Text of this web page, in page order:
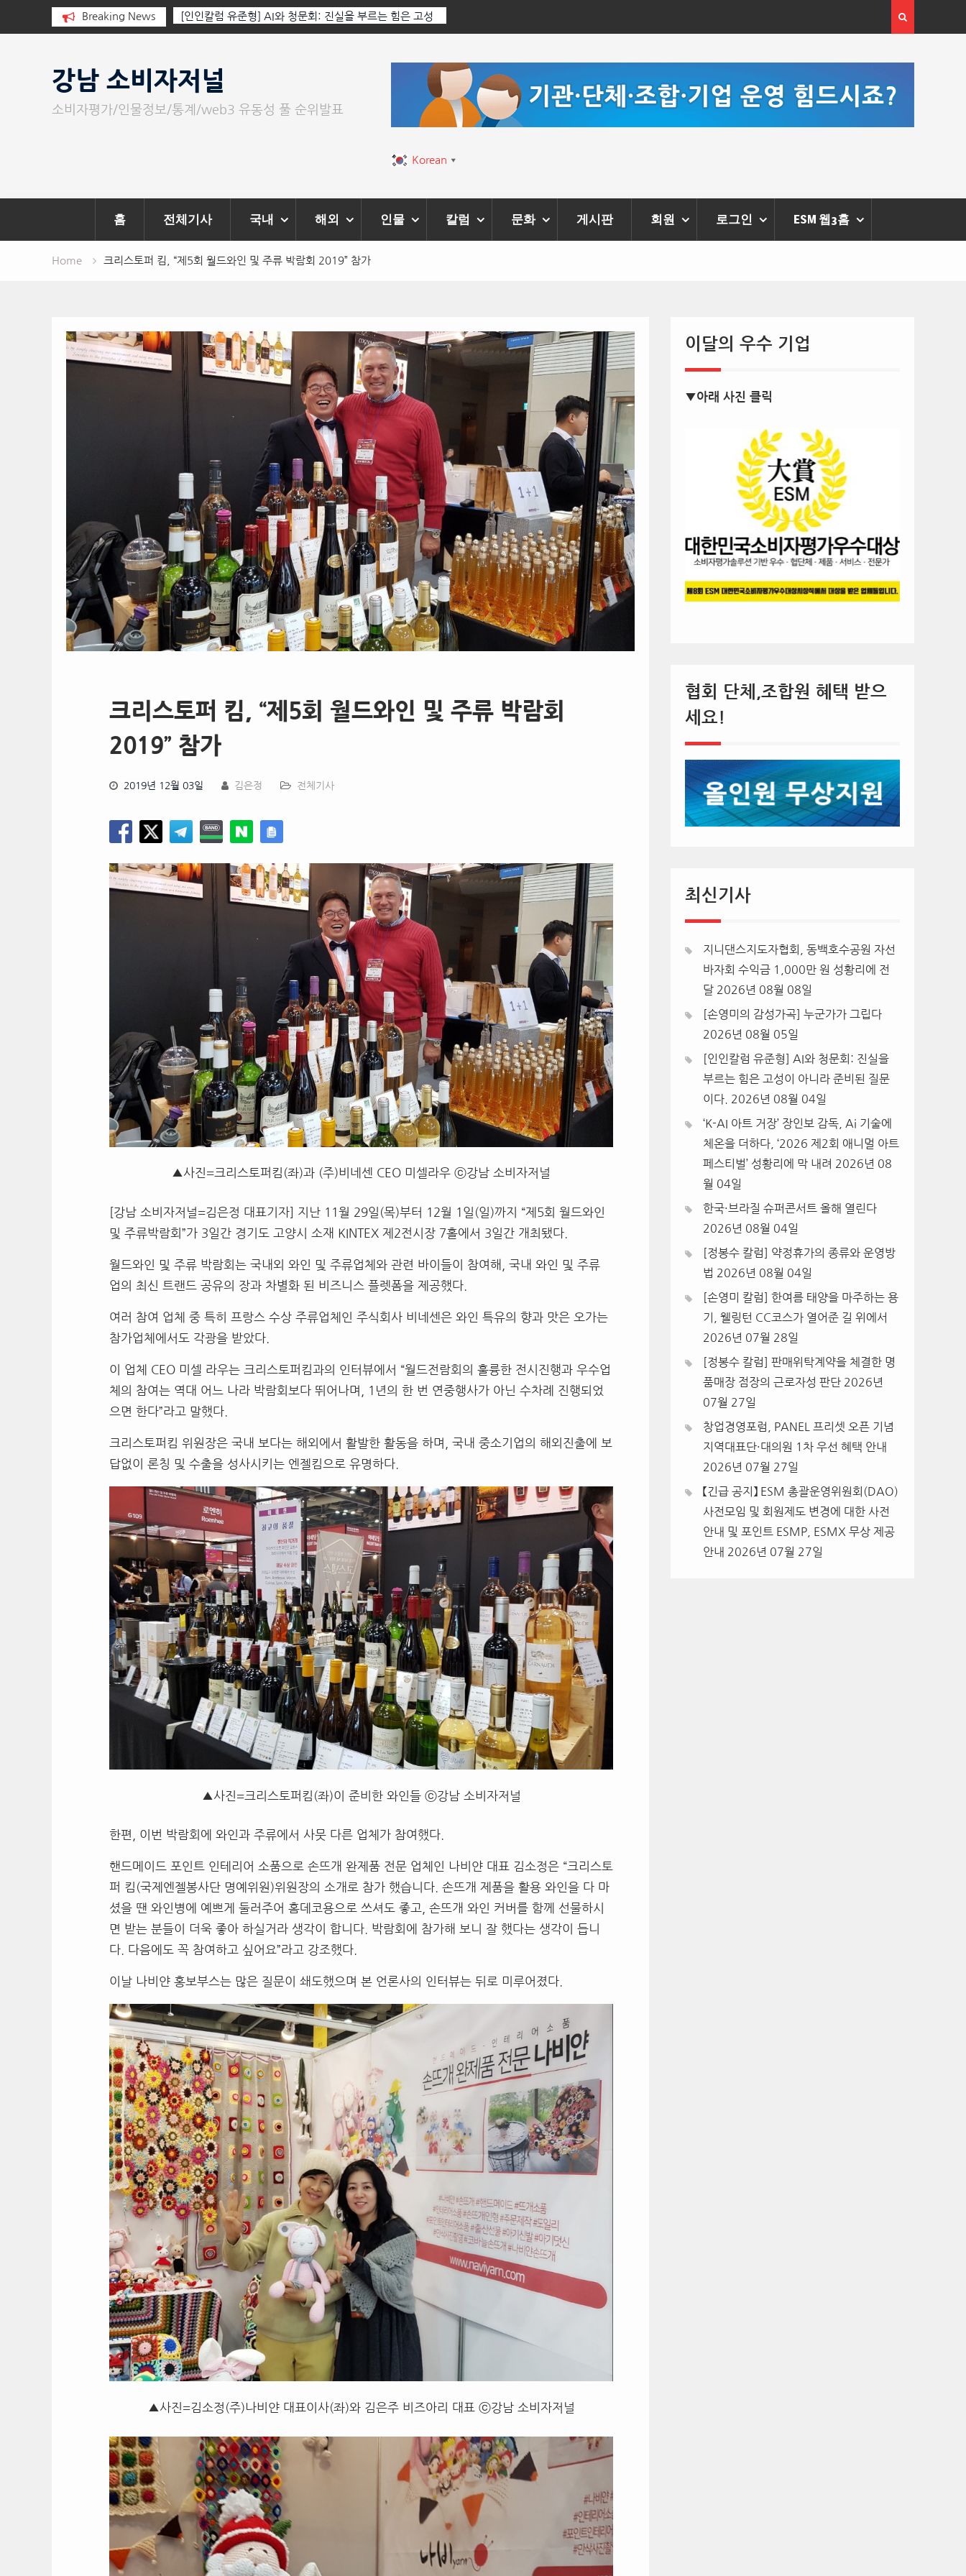
Breaking News[인인칼럼 유준형] AI와 청문회: 진실을 부르는 힘은 고성
이 아니라 준비된 질문이다.
‘K-AI 아트 거장’ 장인보 감독, Ai 기술에 체온을 더하다,
‘2026 제2회 애니멀 아트 페스티벌’ 성황리에 막 내려
강남 소비자저널
소비자평가/인물정보/통계/web3 유동성 풀 순위발표
Korean ▼
홈 전체기사 국내 해외 인물 칼럼 문화 게시판 회원 로그인 ESM 웹3홈
Home 크리스토퍼 킴, “제5회 월드와인 및 주류 박람회 2019” 참가
크리스토퍼 킴, “제5회 월드와인 및 주류 박람회
2019” 참가
2019년 12월 03일 김은정 전체기사
▲사진=크리스토퍼킴(좌)과 (주)비네센 CEO 미셀라우 ⓒ강남 소비자저널
[강남 소비자저널=김은정 대표기자] 지난 11월 29일(목)부터 12월 1일(일)까지 “제5회 월드와인
및 주류박람회”가 3일간 경기도 고양시 소재 KINTEX 제2전시장 7홀에서 3일간 개최됐다.
월드와인 및 주류 박람회는 국내외 와인 및 주류업체와 관련 바이들이 참여해, 국내 와인 및 주류
업의 최신 트랜드 공유의 장과 차별화 된 비즈니스 플렛폼을 제공했다.
여러 참여 업체 중 특히 프랑스 수상 주류업체인 주식회사 비네센은 와인 특유의 향과 맛은 오가는
참가업체에서도 각광을 받았다.
이 업체 CEO 미셀 라우는 크리스토퍼킴과의 인터뷰에서 “월드전람회의 훌륭한 전시진행과 우수업
체의 참여는 역대 어느 나라 박람회보다 뛰어나며, 1년의 한 번 연중행사가 아닌 수차례 진행되었
으면 한다”라고 말했다.
크리스토퍼킴 위원장은 국내 보다는 해외에서 활발한 활동을 하며, 국내 중소기업의 해외진출에 보
답없이 론칭 및 수출을 성사시키는 엔젤킴으로 유명하다.
▲사진=크리스토퍼킴(좌)이 준비한 와인들 ⓒ강남 소비자저널
한편, 이번 박람회에 와인과 주류에서 사뭇 다른 업체가 참여했다.
핸드메이드 포인트 인테리어 소품으로 손뜨개 완제품 전문 업체인 나비얀 대표 김소정은 “크리스토
퍼 킴(국제엔젤봉사단 명예위원)위원장의 소개로 참가 했습니다. 손뜨개 제품을 활용 와인을 다 마
셨을 땐 와인병에 예쁘게 둘러주어 홈데코용으로 쓰셔도 좋고, 손뜨개 와인 커버를 함께 선물하시
면 받는 분들이 더욱 좋아 하실거라 생각이 합니다. 박람회에 참가해 보니 잘 했다는 생각이 듭니
다. 다음에도 꼭 참여하고 싶어요”라고 강조했다.
이날 나비얀 홍보부스는 많은 질문이 쇄도했으며 본 언론사의 인터뷰는 뒤로 미루어졌다.
▲사진=김소정(주)나비얀 대표이사(좌)와 김은주 비즈아리 대표 ⓒ강남 소비자저널
이달의 우수 기업
▼아래 사진 클릭
협회 단체,조합원 혜택 받으
세요!
최신기사
지니댄스지도자협회, 동백호수공원 자선
바자회 수익금 1,000만 원 성황리에 전
달 2026년 08월 08일
[손영미의 감성가곡] 누군가가 그립다
2026년 08월 05일
[인인칼럼 유준형] AI와 청문회: 진실을
부르는 힘은 고성이 아니라 준비된 질문
이다.
2026년 08월 04일
‘K-AI 아트 거장’ 장인보 감독, Ai 기술에
체온을 더하다, ‘2026 제2회 애니멀 아트
페스티벌’ 성황리에 막 내려 2026년 08
월 04일
한국·브라질 슈퍼콘서트 올해 열린다
2026년 08월 04일
[정봉수 칼럼] 약정휴가의 종류와 운영방
법 2026년 08월 04일
[손영미 칼럼] 한여름 태양을 마주하는 용
기, 웰링턴 CC코스가 열어준 길 위에서
2026년 07월 28일
[정봉수 칼럼] 판매위탁계약을 체결한 명
품매장 점장의 근로자성 판단 2026년
07월 27일
창업경영포럼, PANEL 프리셋 오픈 기념
지역대표단·대의원 1차 우선 혜택 안내
2026년 07월 27일
【긴급 공지】 ESM 총괄운영위원회(DAO)
사전모임 및 회원제도 변경에 대한 사전
안내 및 포인트 ESMP, ESMX 무상 제공
안내 2026년 07월 27일